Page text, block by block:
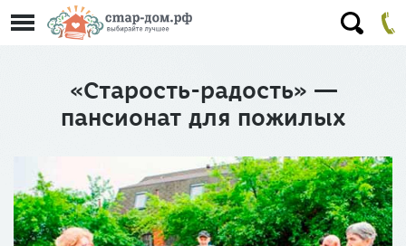
«Старость-радость» —
пансионат для пожилых